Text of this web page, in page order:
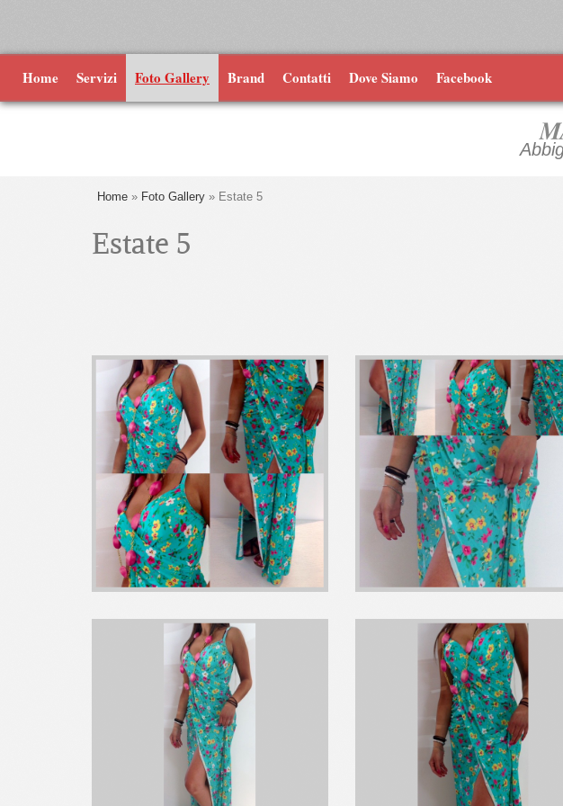
Home Servizi Foto Gallery Brand Contatti Dove Siamo Facebook
Home » Foto Gallery » Estate 5
Estate 5